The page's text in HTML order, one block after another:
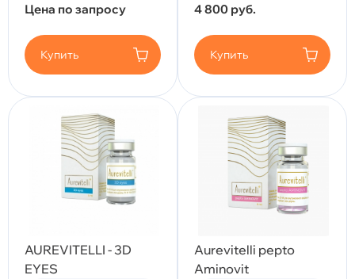
Цена по запросу
Купить
4 800 руб.
Купить
AUREVITELLI - 3D
EYES
Aurevitelli pepto
Aminovit